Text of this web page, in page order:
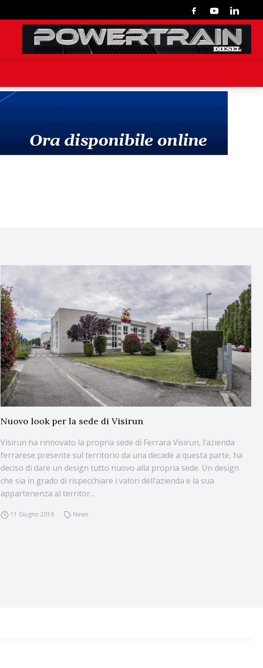
FacebookYoutubeLinkedin
Nuovo look per la sede di Visirun
Visirun ha rinnovato la propria sede di Ferrara Visirun, l’azienda
ferrarese presente sul territorio da una decade a questa parte, ha
deciso di dare un design tutto nuovo alla propria sede. Un design
che sia in grado di rispecchiare i valori dell’azienda e la sua
appartenenza al territor...
11 Giugno 2019 News